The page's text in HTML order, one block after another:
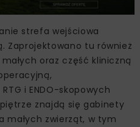
strefa wejściowa
Zaprojektowano tu również
oraz część kliniczną
i ENDO-skopowych
znajdą się gabinety
małych zwierząt, w tym